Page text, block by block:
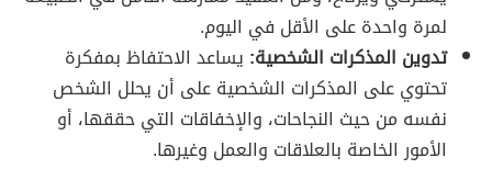
لمرة واحدة على الأقل في اليوم.
تدوين المذكرات الشخصية: يساعد الاحتفاظ بمفكرة
تحتوي على المذكرات الشخصية على أن يحلل الشخص
نفسه من حيث النجاحات، والإخفاقات التي حققها، أو
الأمور الخاصة بالعلاقات والعمل وغيرها.